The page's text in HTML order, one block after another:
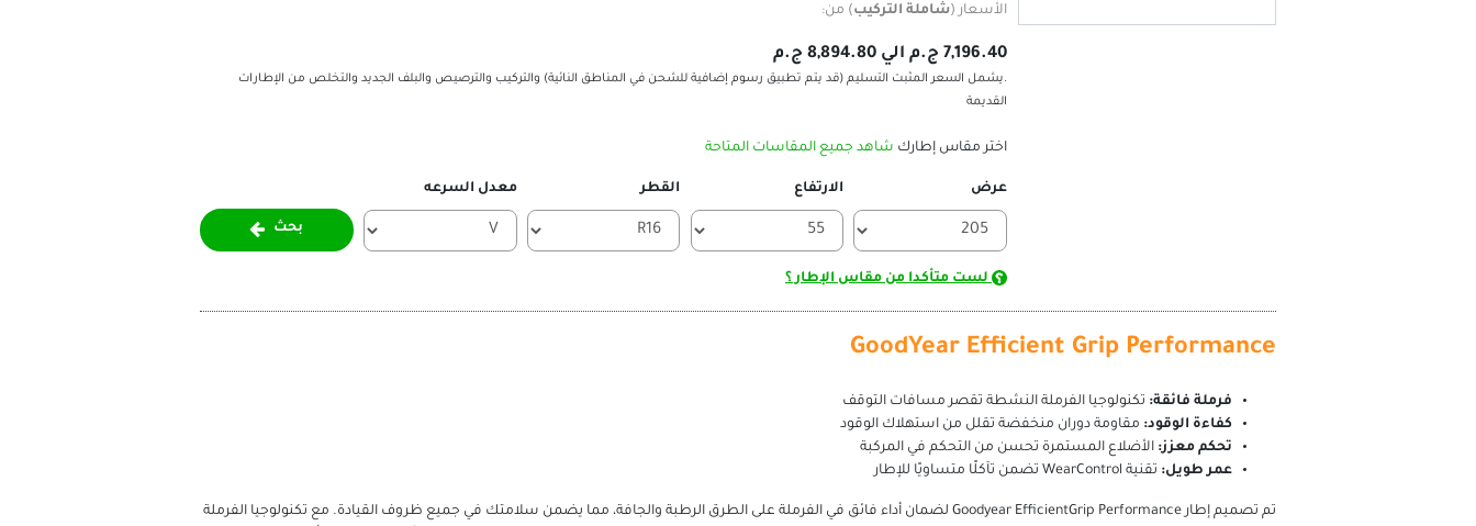
الأسعار (شاملة التركيب) من:
7,196.40 ج.م الي 8,894.80 ج.م
.يشمل السعر المثبت التسليم (قد يتم تطبيق رسوم إضافية للشحن في المناطق النائية) والتركيب والترصيص والبلف الجديد والتخلص من الإطارات
القديمة
اختر مقاس إطارك شاهد جميع المقاسات المتاحة
عرض الارتفاع القطر معدل السرعه
بحث
لست متأكدا من مقاس الإطار ؟
GoodYear Efficient Grip Performance
فرملة فائقة: تكنولوجيا الفرملة النشطة تقصر مسافات التوقف
كفاءة الوقود: مقاومة دوران منخفضة تقلل من استهلاك الوقود
تحكم معزز: الأضلاع المستمرة تحسن من التحكم في المركبة
عمر طويل: تقنية WearControl تضمن تآكلًا متساويًا للإطار
تم تصميم إطار Goodyear EfficientGrip Performance لضمان أداء فائق في الفرملة على الطرق الرطبة والجافة، مما يضمن سلامتك في جميع ظروف القيادة. مع تكنولوجيا الفرملة